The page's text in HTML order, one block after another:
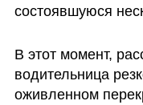
состоявшуюся
В этот момент,
водительница
оживленном